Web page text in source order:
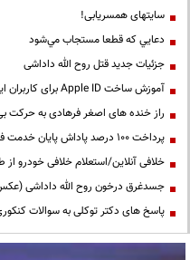
سایتهای همسریابی!
دعايي كه قطعا مستجاب مي‌شود
جزئیات جدید قتل روح الله داداشی
آموزش ساخت Apple ID برای کاربران ایرانی
راز خنده های اصغر فرهادی به حرکت
پرداخت ۱۰۰ درصد پاداش پایان خدمت فرهنگیان
خلافی آنلاین/استعلام خلافی خودرو از
جسدغرق درخون روح الله داداشی
پاسخ های دکتر توکلی به سوالات